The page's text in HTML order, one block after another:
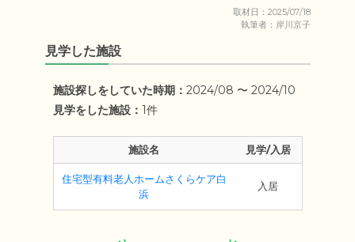
取材日：2025/07/18
執筆者：岸川京子
見学した施設
施設探しをしていた時期： 2024/08 〜 2024/10
見学をした施設： 1件
施設名 見学/入居
住宅型有料老人ホームさくらケア白
浜
入居